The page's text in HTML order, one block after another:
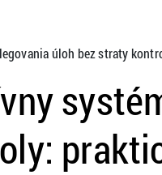
úloh bez straty